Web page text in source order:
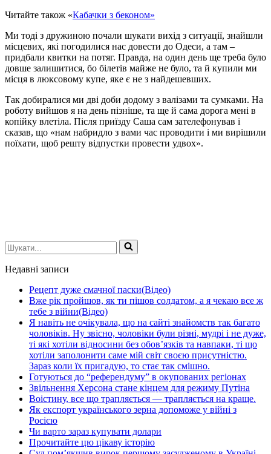
Читайте також «Кабачки з беконом»
Ми тоді з дружиною почали шукати вихід з ситуації, знайшли
місцевих, які погодилися нас довести до Одеси, а там –
придбали квитки на потяг. Правда, на один день ще треба було
довше залишитися, бо білетів майже не було, та й купили ми
місця в люксовому купе, яке є не з найдешевших.
Так добиралися ми дві доби додому з валізами та сумками. На
роботу вийшов я на день пізніше, та ще й сама дорога мені в
копійку влетіла. Після приїзду Саша сам зателефонував і
сказав, що «нам набридло з вами час проводити і ми вирішили
поїхати, щоб решту відпустки провести удвох».
Шукати...
Недавні записи
Рецепт дуже смачної паски(Відео)
Вже рік пройшов, як ти пішов солдатом, а я чекаю все ж
тебе з війни(Відео)
Я навіть не очікувала, що на сайті знайомств так багато
чоловіків. Ну звісно, чоловіки були різні, мудрі і не дуже,
ті які хотіли відносини без обов’язків та навпаки, ті що
хотіли заполонити саме мій світ своєю присутністю.
Зараз коли їх пригадую, то стає так смішно.
Готуються до “референдуму” в окупованих регіонах
Звільнення Херсона стане кінцем для режиму Путіна
Воістину, все що трапляється — трапляється на краще.
Як експорт українського зерна допоможе у війні з
Росією
Чи варто зараз купувати долари
Прочитайте цю цікаву історію